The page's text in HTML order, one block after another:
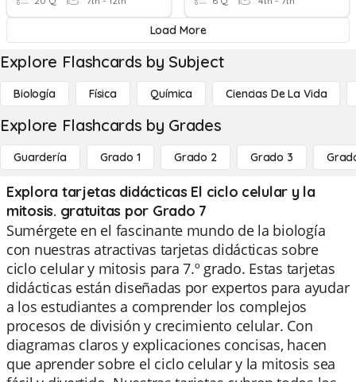
Load More
Explore Flashcards by Subject
Biología Física Química Ciencias De La Vida
Explore Flashcards by Grades
Guardería Grado 1 Grado 2 Grado 3
Explora tarjetas didácticas El ciclo celular y la
mitosis. gratuitas por Grado 7
Sumérgete en el fascinante mundo de la biología
con nuestras atractivas tarjetas didácticas sobre
ciclo celular y mitosis para 7.º grado. Estas tarjetas
didácticas están diseñadas por expertos para ayudar
a los estudiantes a comprender los complejos
procesos de división y crecimiento celular. Con
diagramas claros y explicaciones concisas, hacen
que aprender sobre el ciclo celular y la mitosis sea